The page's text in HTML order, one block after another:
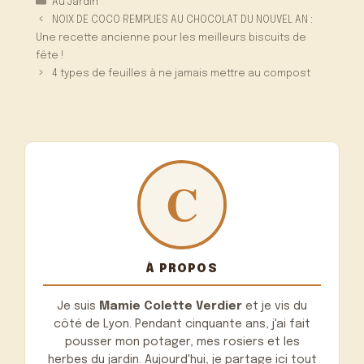
NOIX DE COCO REMPLIES AU CHOCOLAT DU NOUVEL AN :
Une recette ancienne pour les meilleurs biscuits de
fête !
4 types de feuilles à ne jamais mettre au compost
À PROPOS
Je suis Mamie Colette Verdier et je vis du
côté de Lyon. Pendant cinquante ans, j'ai fait
pousser mon potager, mes rosiers et les
herbes du jardin. Aujourd'hui, je partage ici tout